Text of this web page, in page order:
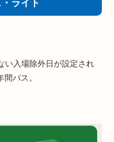
ライト
い入場除外日が設定され
パス。